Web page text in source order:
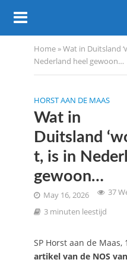
Home»Wat in Duitsland
Nederland heel gewoon…
HORST AAN DE MAAS
Wat in
Duitsland
t, is in
gewoon…
May 16, 2026
37
3 minuten leestijd
SP Horst aan de Maas,
artikel van de NOS